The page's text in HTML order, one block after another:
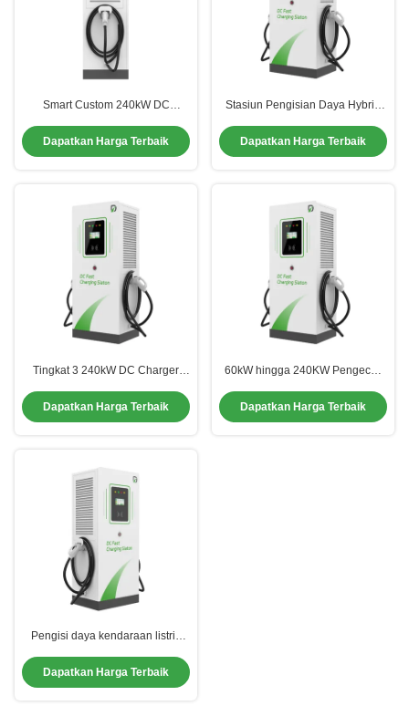
Smart Custom 240kW DC
Suhu Lebih Tinggi
Dapatkan Harga Terbaik
Stasiun Pengisian Daya Hybrid
Dapatkan Harga Terbaik
Tingkat 3 240kW DC Charger
Inch Touch Screen
Dapatkan Harga Terbaik
60kW hingga 240KW Pengecas
Pengisian Mobil Listrik Publik
Dapatkan Harga Terbaik
Pengisi daya kendaraan listrik
ganda dengan standar
CCS2/CCS1
Dapatkan Harga Terbaik